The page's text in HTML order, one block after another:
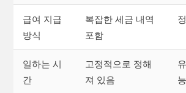
급여 지급
방식
복잡한 세금 내역
포함
일하는 시
간
고정적으로 정해
져 있음
능